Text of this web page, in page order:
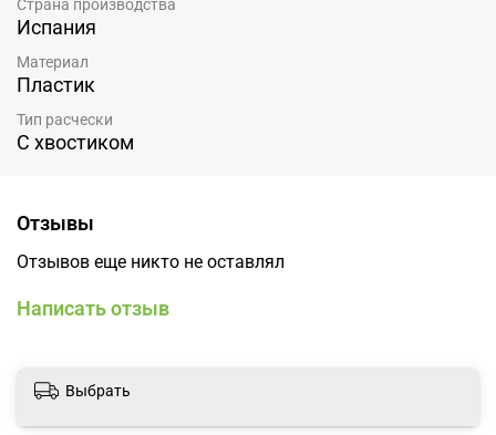
Страна производства
Испания
Материал
Пластик
Тип расчески
С хвостиком
Отзывы
Отзывов еще никто не оставлял
Написать отзыв
Выбрать